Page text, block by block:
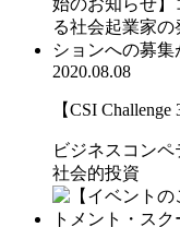
2020.08.08
【CSI
ビジネスコン
社会的投資